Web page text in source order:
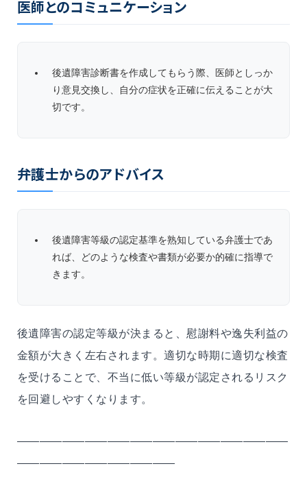
医師とのコミュニケーション
後遺障害診断書を作成してもらう際、医師としっか
り意見交換し、自分の症状を正確に伝えることが大
切です。
弁護士からのアドバイス
後遺障害等級の認定基準を熟知している弁護士であ
れば、どのような検査や書類が必要か的確に指導で
きます。
後遺障害の認定等級が決まると、慰謝料や逸失利益の
金額が大きく左右されます。適切な時期に適切な検査
を受けることで、不当に低い等級が認定されるリスク
を回避しやすくなります。
――――――――――――――――――――――――
――――――――――――――